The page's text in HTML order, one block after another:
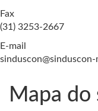
Fax
(31) 3253-2667
E-mail
Mapa do